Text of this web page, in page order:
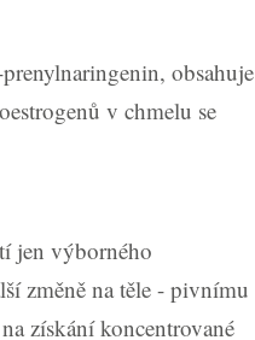
obsahuje
v chmelu se
jen výborného
změně na těle - pivnímu
získání koncentrované